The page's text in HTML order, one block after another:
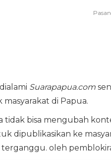
Suarapapua.com
di Papua.
tidak bisa mengubah
dipublikasikan ke
oleh